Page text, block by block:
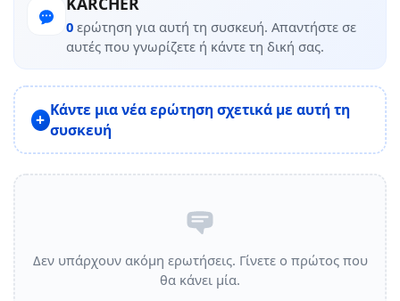
0 ερώτηση για αυτή τη συσκευή. Απαντήστε σε
αυτές που γνωρίζετε ή κάντε τη δική σας.
Κάντε μια νέα ερώτηση σχετικά με αυτή τη
συσκευή
Δεν υπάρχουν ακόμη ερωτήσεις. Γίνετε ο πρώτος που
θα κάνει μία.